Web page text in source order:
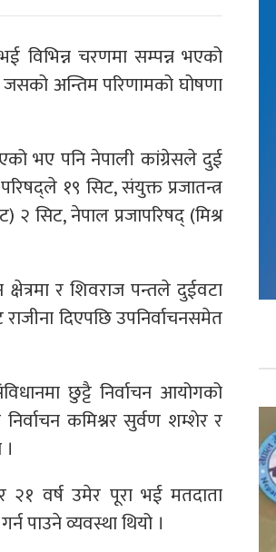
विभिन्न चरणमा सम्पन्न भएको
अन्तिम परिणामको घोषणा
भए पनि नेपाली कांग्रेसले दुई
१९ सिट, संयुक्त प्रजातन्त्र
२ सिट, नेपाल प्रजापरिषद् (मिश्र
र शिवराज पन्तले दुईवटा
राजीना दिएपछि उपनिर्वाचनसमेत
छुट्टै निर्वाचन आयोगको
कमिश्नर सुर्वण शम्शेर र
२१ वर्ष उमेर पूरा भई मतदाता
पाउने व्यवस्था थियो ।